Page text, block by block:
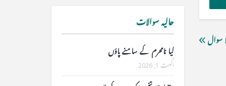
سوال
حالیہ سوالات
کیا نامحرم کے سامنے پاؤں
اگست 1, 2026